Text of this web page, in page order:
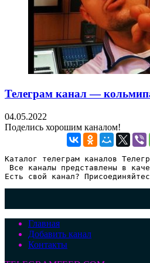
Телеграм канал —
04.05.2022
Поделись хорошим каналом!
Каталог телеграм каналов
Все каналы представлены в
Есть свой канал?
Главная
Добавить канал
Контакты